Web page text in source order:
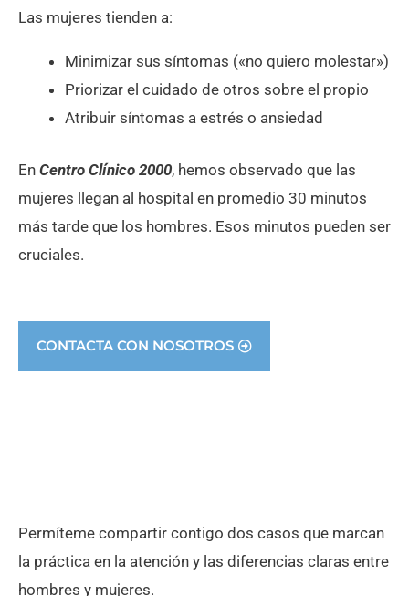
Las mujeres tienden a:
Minimizar sus síntomas («no quiero molestar»)
Priorizar el cuidado de otros sobre el propio
Atribuir síntomas a estrés o ansiedad
En Centro Clínico 2000, hemos observado que las
mujeres llegan al hospital en promedio 30 minutos
más tarde que los hombres. Esos minutos pueden ser
cruciales.
CONTACTA CON NOSOTROS
Permíteme compartir contigo dos casos que marcan
la práctica en la atención y las diferencias claras entre
hombres y mujeres.